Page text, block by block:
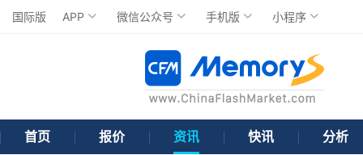
国际版 APP 微信公众号 手机版 小程序
首页 报价 资讯 快讯 分析